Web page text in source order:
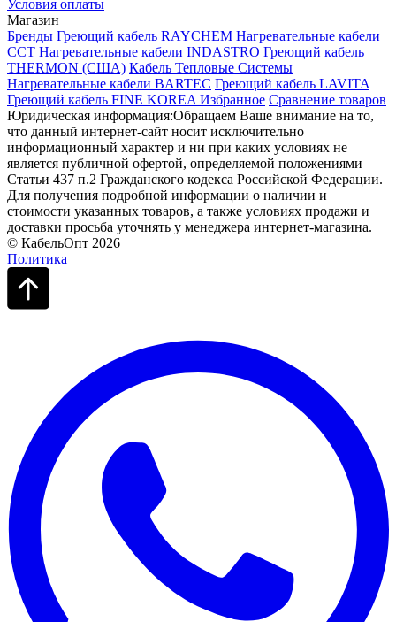
Условия оплаты
Магазин
Бренды Греющий кабель RAYCHEM Нагревательные кабели
ССТ Нагревательные кабели INDASTRO Греющий кабель
THERMON (США) Кабель Тепловые Системы
Нагревательные кабели BARTEC Греющий кабель LAVITA
Греющий кабель FINE KOREA Избранное Сравнение товаров
Юридическая информация:Обращаем Ваше внимание на то,
что данный интернет-сайт носит исключительно
информационный характер и ни при каких условиях не
является публичной офертой, определяемой положениями
Статьи 437 п.2 Гражданского кодекса Российской Федерации.
Для получения подробной информации о наличии и
стоимости указанных товаров, а также условиях продажи и
доставки просьба уточнять у менеджера интернет-магазина.
© КабельОпт 2026
Политика